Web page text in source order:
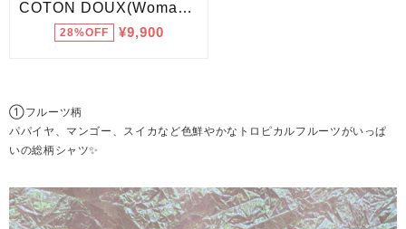
①フルーツ柄
パパイヤ、マンゴー、スイカなど色鮮やかなトロピカルフルーツがいっぱ
いの総柄シャツ✨